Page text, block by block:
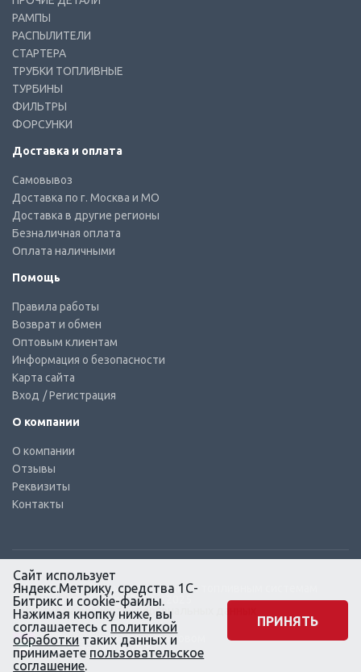
РАМПЫ
РАСПЫЛИТЕЛИ
СТАРТЕРА
ТРУБКИ ТОПЛИВНЫЕ
ТУРБИНЫ
ФИЛЬТРЫ
ФОРСУНКИ
Доставка и оплата
Самовывоз
Доставка по г. Москва и МО
Доставка в другие регионы
Безналичная оплата
Оплата наличными
Помощь
Правила работы
Возврат и обмен
Оптовым клиентам
Информация о безопасности
Карта сайта
Вход / Регистрация
О компании
О компании
Отзывы
Реквизиты
Контакты
© КТС-Дизель – Комплектующие к топливным системам
Все права защищены, 2003 – 2025
Согласие на обработку персональных данных
Сайт создан в маркетинговом
агентстве KLUEV.BZ
Сайт использует
Яндекс.Метрику, средства 1С-
Битрикс и cookie-файлы.
Нажимая кнопку ниже, вы
соглашаетесь с политикой
обработки таких данных и
принимаете пользовательское
соглашение.
ПРИНЯТЬ